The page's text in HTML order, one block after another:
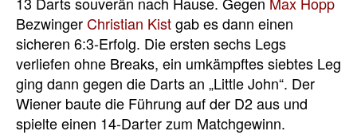
BezwingerChristian Kistgab es dann einen
sicheren 6:3-Erfolg. Die ersten sechs Legs
verliefen ohne Breaks, ein umkämpftes siebtes Leg
ging dann gegen die Darts an „Little John“. Der
Wiener baute die Führung auf der D2 aus und
spielte einen 14-Darter zum Matchgewinn.